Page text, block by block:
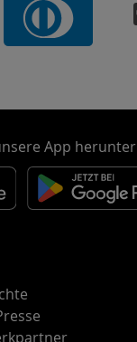
App herunter